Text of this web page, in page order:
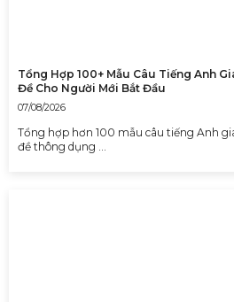
Tổng Hợp 100+ Mẫu Câu Tiếng Anh
Đề Cho Người Mới Bắt Đầu
07/08/2026
Tổng hợp hơn 100 mẫu câu tiếng Anh
đề thông dụng …